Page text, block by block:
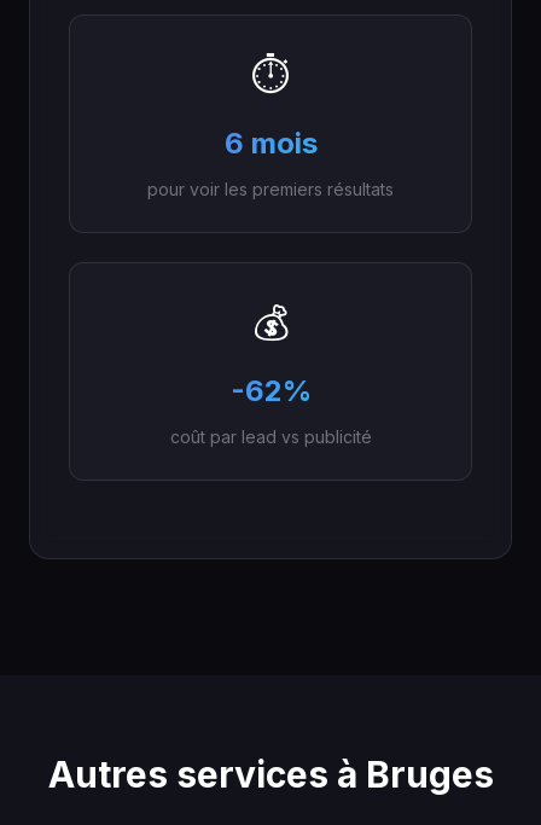
⏱️
6 mois
pour voir les premiers résultats
💰
-62%
coût par lead vs publicité
Autres services à Bruges